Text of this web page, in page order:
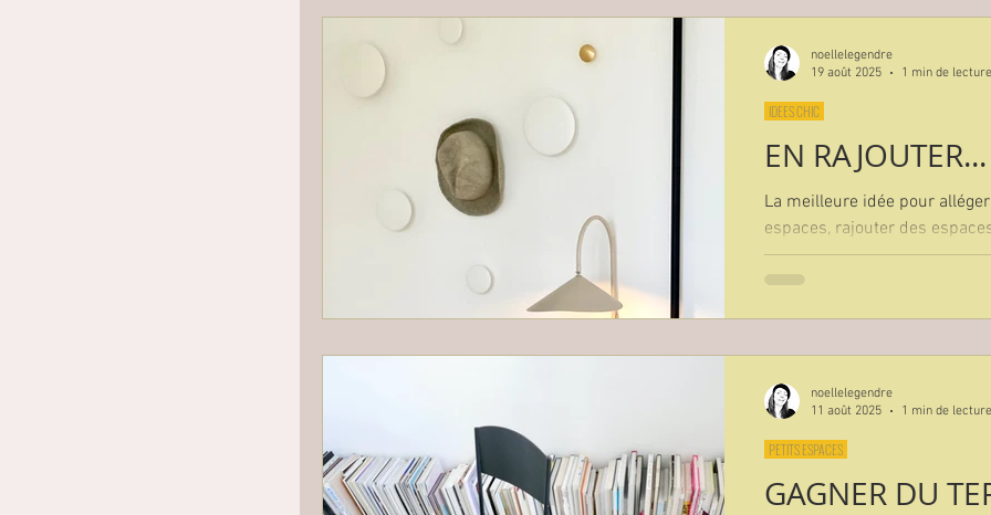
passer à coté d'un excellent
EN RAJOUTER...
La meilleure idée pour
espaces, rajouter des
rajouter des patères pour
IDEES CHIC
noellelegendre
19 août 2025
1 min de lecture
GAGNER DU
PETITS ESPACES
noellelegendre
11 août 2025
1 min de lecture